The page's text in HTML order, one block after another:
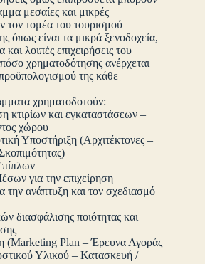
μεσαίες και μικρές
τον τομέα του τουρισμού
όπως είναι τα μικρά ξενοδοχεία,
λοιπές επιχειρήσεις του
χρηματοδότησης ανέρχεται
της κάθε
χρηματοδοτούν:
κτιρίων και εγκαταστάσεων –
χώρου
Υποστήριξη (Αρχιτέκτονες –
για την επιχείρηση
την ανάπτυξη και τον σχεδιασμό
διασφάλισης ποιότητας και
(Marketing Plan – Έρευνα Αγοράς
Υλικού – Κατασκευή /